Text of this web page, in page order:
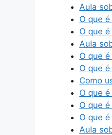
Aula
O que
O que
Aula
O que
O que
Como
O que
O que
O que
Aula